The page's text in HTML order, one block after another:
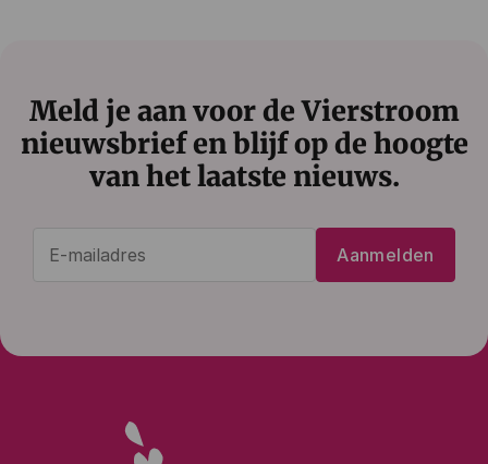
Meld je aan voor de Vierstroom
nieuwsbrief en blijf op de hoogte
van het laatste nieuws.
Aanmelden